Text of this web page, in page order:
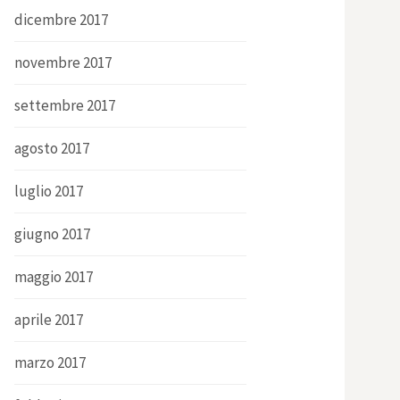
dicembre 2017
novembre 2017
settembre 2017
agosto 2017
luglio 2017
giugno 2017
maggio 2017
aprile 2017
marzo 2017